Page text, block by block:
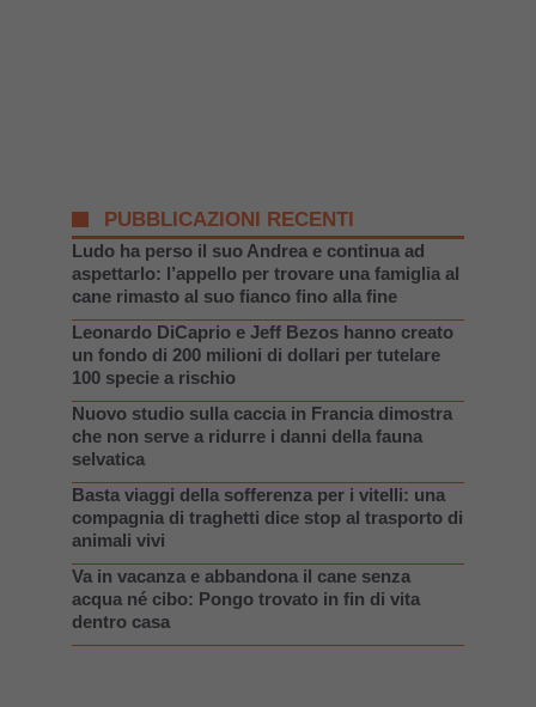
PUBBLICAZIONI RECENTI
Ludo ha perso il suo Andrea e continua ad
aspettarlo: l’appello per trovare una famiglia al
cane rimasto al suo fianco fino alla fine
Leonardo DiCaprio e Jeff Bezos hanno creato
un fondo di 200 milioni di dollari per tutelare
100 specie a rischio
Nuovo studio sulla caccia in Francia dimostra
che non serve a ridurre i danni della fauna
selvatica
Basta viaggi della sofferenza per i vitelli: una
compagnia di traghetti dice stop al trasporto di
animali vivi
Va in vacanza e abbandona il cane senza
acqua né cibo: Pongo trovato in fin di vita
dentro casa